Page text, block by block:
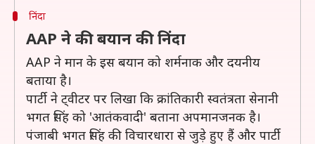
निंदा
AAP ने की बयान की निंदा
AAP ने मान के इस बयान को शर्मनाक और दयनीय
बताया है।
पार्टी ने ट्वीटर पर लिखा कि क्रांतिकारी स्वतंत्रता सेनानी
भगत सिंह को 'आतंकवादी' बताना अपमानजनक है।
पंजाबी भगत सिंह की विचारधारा से जुड़े हुए हैं और पार्टी